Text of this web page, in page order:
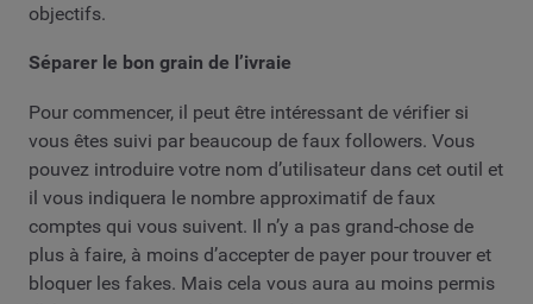
objectifs.
Séparer le bon grain de l’ivraie
Pour commencer, il peut être intéressant de vérifier si
vous êtes suivi par beaucoup de faux followers. Vous
pouvez introduire votre nom d’utilisateur dans cet outil et
il vous indiquera le nombre approximatif de faux
comptes qui vous suivent. Il n’y a pas grand-chose de
plus à faire, à moins d’accepter de payer pour trouver et
bloquer les fakes. Mais cela vous aura au moins permis